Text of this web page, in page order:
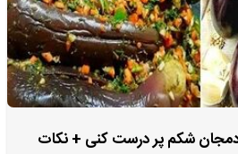
شکم پر درست کنی + نکات